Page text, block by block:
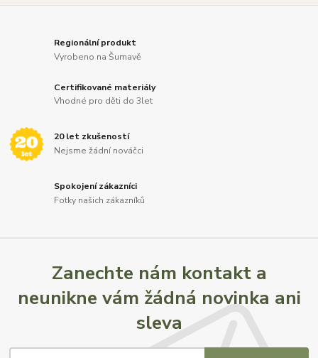
Regionální produkt
Vyrobeno na Šumavě
Certifikované materiály
Vhodné pro děti do 3let
20 let zkušeností
Nejsme žádní nováčci
Spokojení zákazníci
Fotky našich zákazníků
Zanechte nám kontakt a
neunikne vám žádná novinka ani
sleva